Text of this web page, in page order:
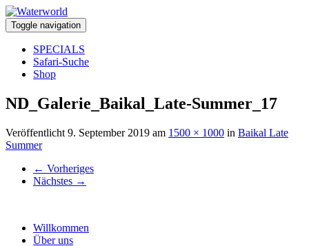
Toggle navigation
SPECIALS
Safari-Suche
Shop
ND_Galerie_Baikal_Late-Summer_17
Veröffentlicht 9. September 2019 am 1500 × 1000 in Baikal Late
Summer
← Vorheriges
Nächstes →
Willkommen
Über uns